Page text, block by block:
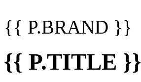
{{ P.BRAND }}
{{ P.TITLE }}